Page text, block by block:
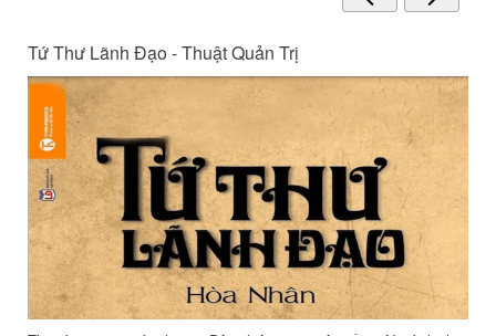
Tứ Thư Lãnh Đạo - Thuật Quản Trị